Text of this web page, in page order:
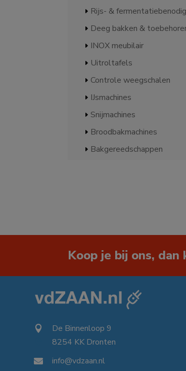
Rijs- &
Deeg bakken &
INOX meubilair
Uitroltafels
Controle weegschalen
IJsmachines
Snijmachines
Broodbakmachines
Bakgereedschappen
Koop je bij ons,
 De Binnenloop 9
8254 KK Dronten
 info@vdzaan.nl